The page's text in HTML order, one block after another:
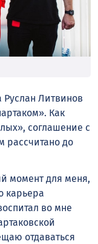
Руслан Литвинов
Как
соглашение с
рассчитано до
момент для меня,
карьера
во мне
отдаваться